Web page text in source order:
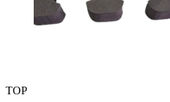
TOP